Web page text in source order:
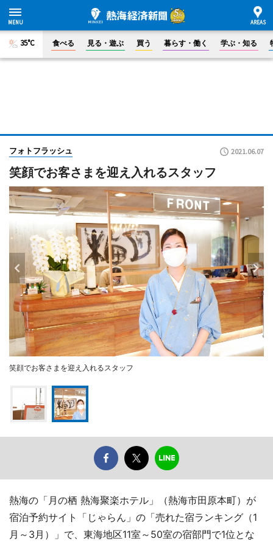
35°C 食べる 見る・遊ぶ 買う 暮らす・働く 学ぶ・知る
フォトフラッシュ 2021.06.07
笑顔でお客さまを迎え入れるスタッフ
笑顔でお客さまを迎え入れるスタッフ
熱海の「月の栖 熱海聚楽ホテル」（熱海市田原本町）が
宿泊予約サイト「じゃらん」の「売れた宿ランキング（1
月～3月）」で、東海地区11室～50室の宿部門で1位とな